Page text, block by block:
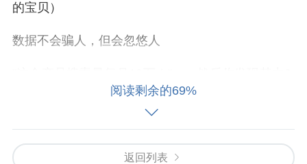
的宝贝）
数据不会骗人，但会忽悠人
5万次搜索来自想找盗版资源的网友。
有个血泪教训：某卖家看到"穆斯林礼拜毯"数据暴
涨，兴冲冲定制了5000条。发货后才知道，那波搜
阅读剩余的69%
返回列表